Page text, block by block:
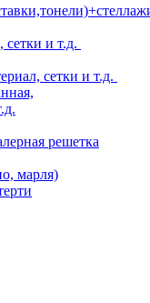
и т.д.
сетки и т.д.
решетка
марля)